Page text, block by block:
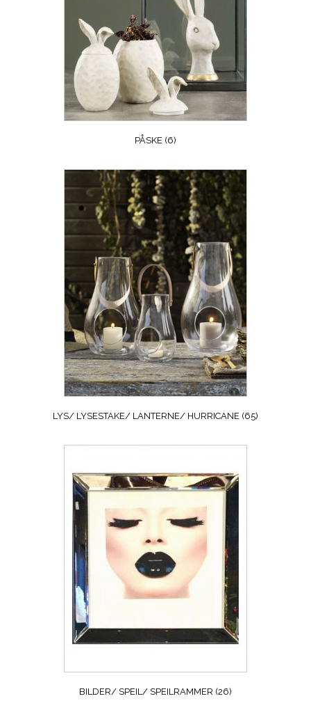
PÅSKE (6)
LYS/ LYSESTAKE/ LANTERNE/ HURRICANE (65)
BILDER/ SPEIL/ SPEILRAMMER (26)